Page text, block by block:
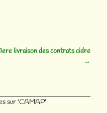
1ere livraison des contrats cidre
→
sur 'CAMAP'